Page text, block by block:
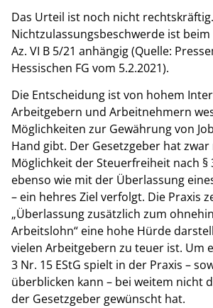
Das Urteil ist noch nicht
Nichtzulassungsbeschwerde ist
Az. VI B 5/21 anhängig (Quelle:
Hessischen FG vom 5.2.2021).
Die Entscheidung ist von hohem
Arbeitgebern und Arbeitnehmern
Möglichkeiten zur Gewährung von
Hand gibt. Der Gesetzgeber hat
Möglichkeit der Steuerfreiheit nach §
ebenso wie mit der Überlassung
– ein hehres Ziel verfolgt. Die Praxis
„Überlassung zusätzlich zum
Arbeitslohn“ eine hohe Hürde
vielen Arbeitgebern zu teuer ist. Um
3 Nr. 15 EStG spielt in der Praxis –
überblicken kann – bei weitem nicht
der Gesetzgeber gewünscht hat.